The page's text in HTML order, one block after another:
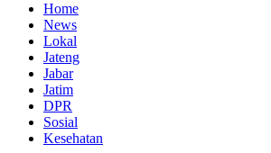
Home
News
Lokal
Jateng
Jabar
Jatim
DPR
Sosial
Kesehatan